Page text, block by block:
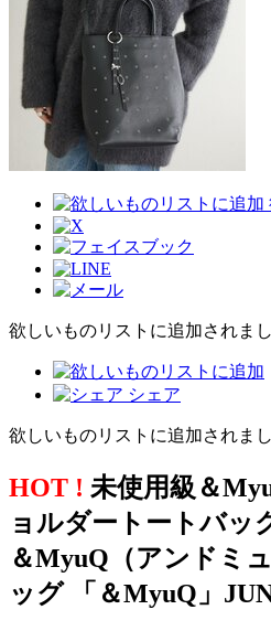
欲しいものリストに追加されま
シェア
欲しいものリストに追加されま
HOT ! 未使用級＆
ョルダートートバッ
＆MyuQ（アンドミ
ッグ 「＆MyuQ」